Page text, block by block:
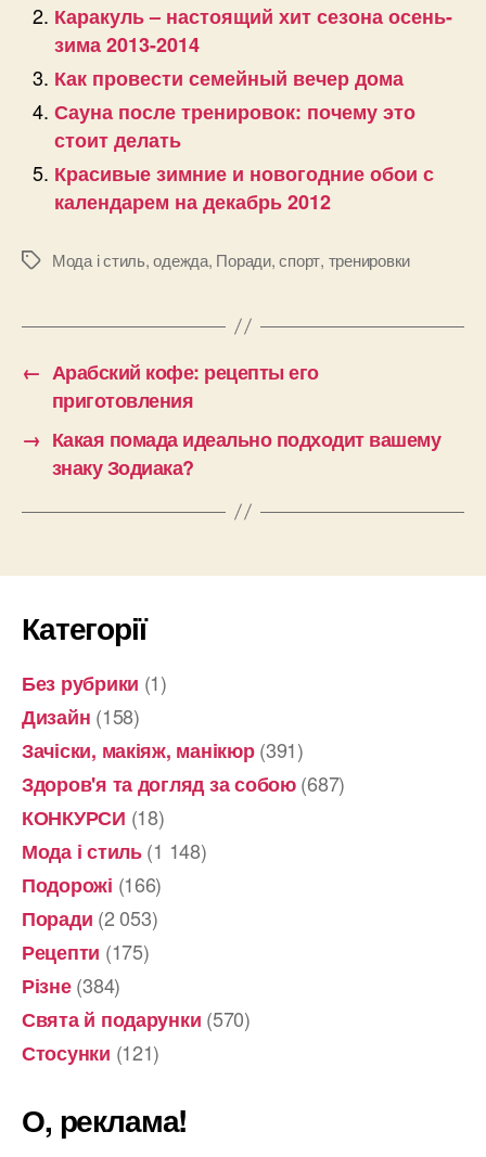
Каракуль – настоящий хит сезона осень-
зима 2013-2014
Как провести семейный вечер дома
Сауна после тренировок: почему это
стоит делать
Красивые зимние и новогодние обои с
календарем на декабрь 2012
ПозначкиМода і стиль,одежда, Поради,спорт, тренировки
← Арабский кофе: рецепты его
приготовления
→ Какая помада идеально подходит вашему
знаку Зодиака?
Категорії
Без рубрики (1)
Дизайн (158)
Зачіски, макіяж, манікюр(391)
Здоров'я та догляд за собою(687)
КОНКУРСИ (18)
Мода і стиль(1 148)
Подорожі (166)
Поради (2 053)
Рецепти (175)
Різне(384)
Свята й подарунки (570)
Стосунки (121)
О, реклама!